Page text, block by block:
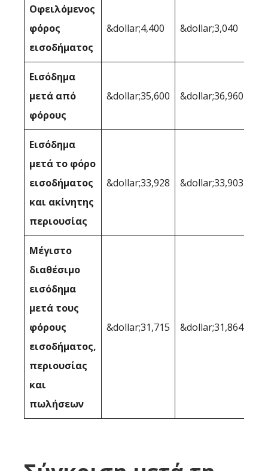
Οφειλόμενος
φόρος
εισοδήματος
&dollar;4,400 &dollar;3,040
Εισόδημα
μετά από
φόρους
&dollar;35,600 &dollar;36,960
Εισόδημα
μετά το φόρο
εισοδήματος
και ακίνητης
περιουσίας
&dollar;33,928 &dollar;33,903
Μέγιστο
διαθέσιμο
εισόδημα
μετά τους
φόρους
εισοδήματος,
περιουσίας
και
πωλήσεων
&dollar;31,715 &dollar;31,864